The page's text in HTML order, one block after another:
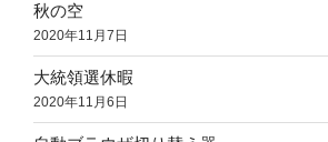
秋の空
2020年11月7日
大統領選休暇
2020年11月6日